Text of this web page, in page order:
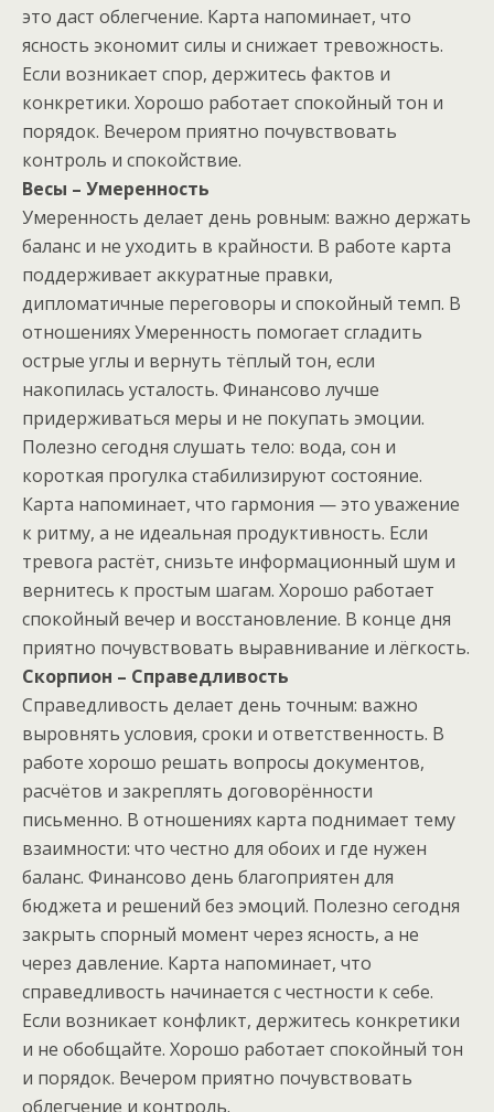
это даст облегчение. Карта напоминает, что
ясность экономит силы и снижает тревожность.
Если возникает спор, держитесь фактов и
конкретики. Хорошо работает спокойный тон и
порядок. Вечером приятно почувствовать
контроль и спокойствие.
Весы – Умеренность
Умеренность делает день ровным: важно держать
баланс и не уходить в крайности. В работе карта
поддерживает аккуратные правки,
дипломатичные переговоры и спокойный темп. В
отношениях Умеренность помогает сгладить
острые углы и вернуть тёплый тон, если
накопилась усталость. Финансово лучше
придерживаться меры и не покупать эмоции.
Полезно сегодня слушать тело: вода, сон и
короткая прогулка стабилизируют состояние.
Карта напоминает, что гармония — это уважение
к ритму, а не идеальная продуктивность. Если
тревога растёт, снизьте информационный шум и
вернитесь к простым шагам. Хорошо работает
спокойный вечер и восстановление. В конце дня
приятно почувствовать выравнивание и лёгкость.
Скорпион – Справедливость
Справедливость делает день точным: важно
выровнять условия, сроки и ответственность. В
работе хорошо решать вопросы документов,
расчётов и закреплять договорённости
письменно. В отношениях карта поднимает тему
взаимности: что честно для обоих и где нужен
баланс. Финансово день благоприятен для
бюджета и решений без эмоций. Полезно сегодня
закрыть спорный момент через ясность, а не
через давление. Карта напоминает, что
справедливость начинается с честности к себе.
Если возникает конфликт, держитесь конкретики
и не обобщайте. Хорошо работает спокойный тон
и порядок. Вечером приятно почувствовать
облегчение и контроль.